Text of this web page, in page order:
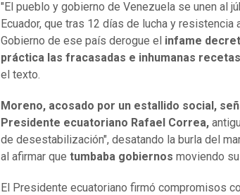
"El pueblo y gobierno de Venezuela se unen al
Ecuador, que tras 12 días de lucha y resistencia
Gobierno de ese país derogue el infame
práctica las fracasadas e inhumanas
el texto.
Moreno, acosado por un estallido social,
Presidente ecuatoriano Rafael Correa,
de desestabilización", desatando la burla del
al afirmar que tumbaba gobiernos moviendo
El Presidente ecuatoriano firmó compromisos